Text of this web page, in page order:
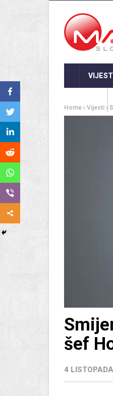
VIJESTI
Home Vijesti
šef
4